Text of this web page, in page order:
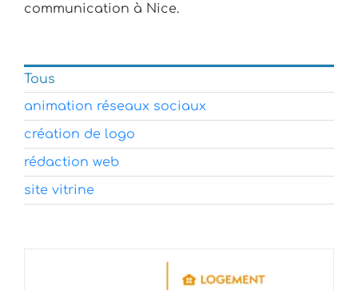
communication à Nice.
Tous
animation réseaux sociaux
création de logo
rédaction web
site vitrine